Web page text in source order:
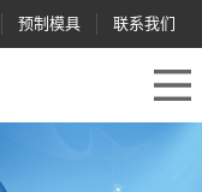
联系我们
预制模具